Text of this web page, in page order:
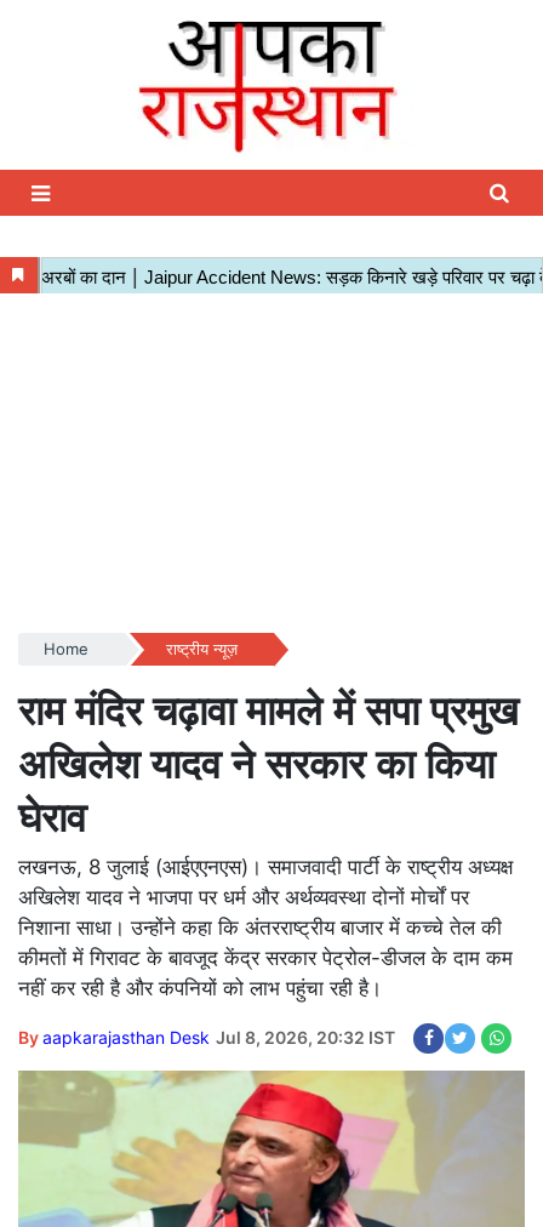
Home राष्ट्रीय न्यूज़
राम मंदिर चढ़ावा मामले में सपा प्रमुख
अखिलेश यादव ने सरकार का किया
घेराव
लखनऊ, 8 जुलाई (आईएएनएस)। समाजवादी पार्टी के राष्ट्रीय अध्यक्ष
अखिलेश यादव ने भाजपा पर धर्म और अर्थव्यवस्था दोनों मोर्चों पर
निशाना साधा। उन्होंने कहा कि अंतरराष्ट्रीय बाजार में कच्चे तेल की
कीमतों में गिरावट के बावजूद केंद्र सरकार पेट्रोल-डीजल के दाम कम
नहीं कर रही है और कंपनियों को लाभ पहुंचा रही है।
Byaapkarajasthan Desk Jul 8, 2026, 20:32 IST